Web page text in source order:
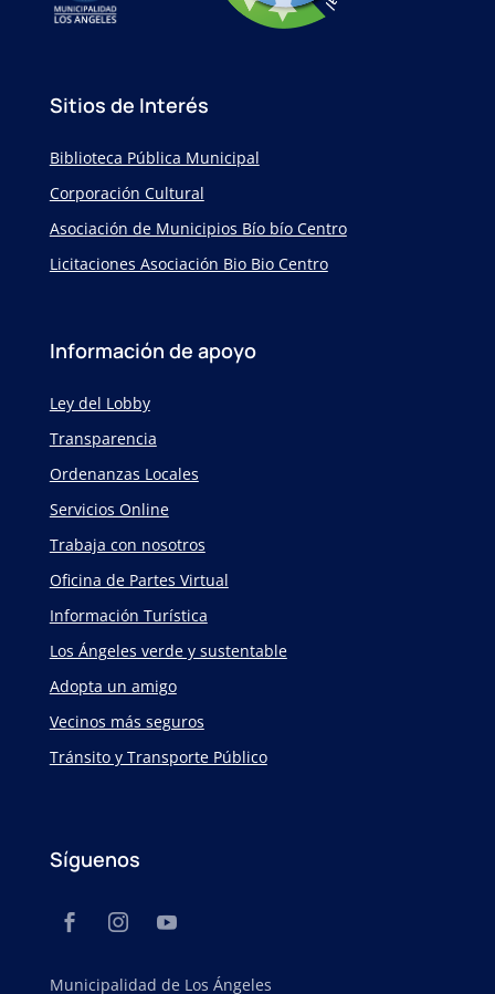
Sitios de Interés
Biblioteca Pública Municipal
Corporación Cultural
Asociación de Municipios Bío bío Centro
Licitaciones Asociación Bio Bio Centro
Información de apoyo
Ley del Lobby
Transparencia
Ordenanzas Locales
Servicios Online
Trabaja con nosotros
Oficina de Partes Virtual
Información Turística
Los Ángeles verde y sustentable
Adopta un amigo
Vecinos más seguros
Tránsito y Transporte Público
Síguenos
Municipalidad de Los Ángeles